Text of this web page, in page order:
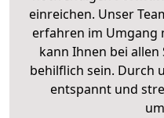
einreichen. Unser
erfahren im Umgang
kann Ihnen bei
behilflich sein. Durch
entspannt und